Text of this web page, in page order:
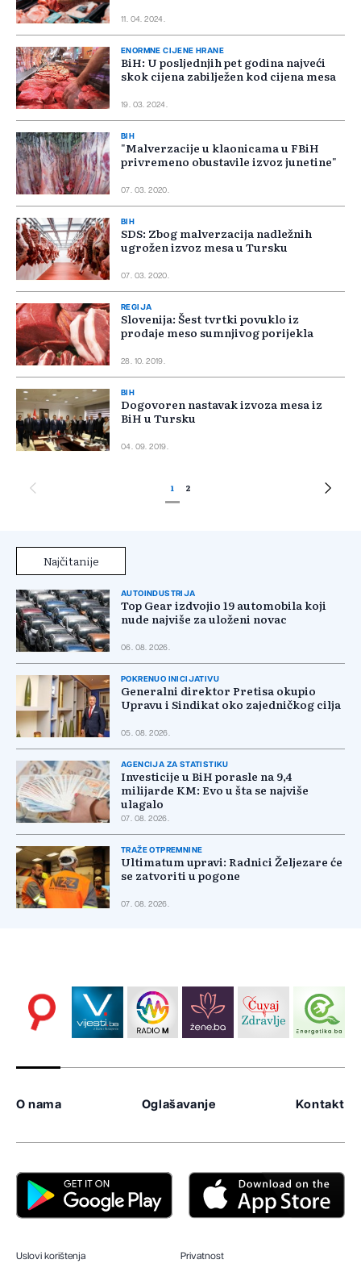
11. 04. 2024.
ENORMNE CIJENE HRANE
BiH: U posljednjih pet godina najveći
skok cijena zabilježen kod cijena mesa
19. 03. 2024.
BIH
"Malverzacije u klaonicama u FBiH
privremeno obustavile izvoz junetine"
07. 03. 2020.
BIH
SDS: Zbog malverzacija nadležnih
ugrožen izvoz mesa u Tursku
07. 03. 2020.
REGIJA
Slovenija: Šest tvrtki povuklo iz
prodaje meso sumnjivog porijekla
28. 10. 2019.
BIH
Dogovoren nastavak izvoza mesa iz
BiH u Tursku
04. 09. 2019.
1 2
Najčitanije
AUTOINDUSTRIJA
Top Gear izdvojio 19 automobila koji
nude najviše za uloženi novac
06. 08. 2026.
POKRENUO INICIJATIVU
Generalni direktor Pretisa okupio
Upravu i Sindikat oko zajedničkog cilja
05. 08. 2026.
AGENCIJA ZA STATISTIKU
Investicije u BiH porasle na 9,4
milijarde KM: Evo u šta se najviše
ulagalo
07. 08. 2026.
TRAŽE OTPREMNINE
Ultimatum upravi: Radnici Željezare će
se zatvoriti u pogone
07. 08. 2026.
O nama Oglašavanje Kontakt
Uslovi korištenja Privatnost